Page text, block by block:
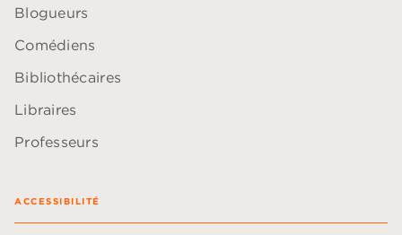
Blogueurs
Comédiens
Bibliothécaires
Libraires
Professeurs
ACCESSIBILITÉ